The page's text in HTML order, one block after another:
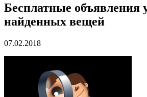
Бесплатные объявления
найденных вещей
07.02.2018